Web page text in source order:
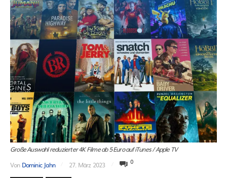
Große Auswahl reduzierter 4K Filme ab 5 Euro auf iTunes / Apple TV
Von Dominic Jahn 27. März 2023 0